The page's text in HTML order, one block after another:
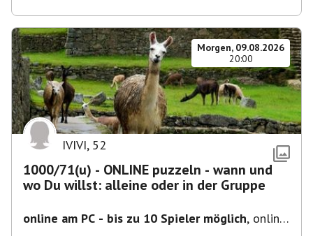
Morgen, 09.08.2026
20:00
IVIVI, 52
1000/71(u) - ONLINE puzzeln - wann und
wo Du willst: alleine oder in der Gruppe
online am PC - bis zu 10 Spieler möglich, online